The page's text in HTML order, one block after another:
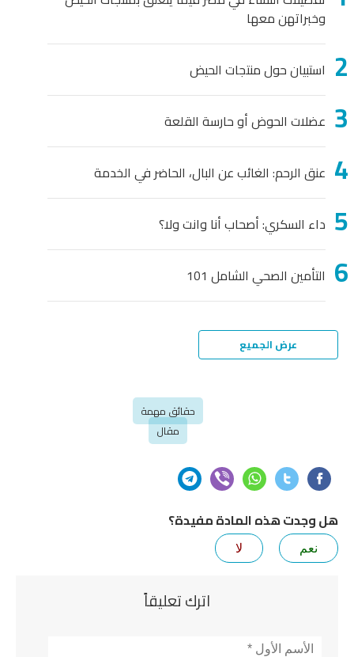
وخبراتهن معها
استبيان حول منتجات الحيض
عضلات الحوض أو حارسة القلعة
عنق الرحم: الغائب عن البال، الحاضر في الخدمة
داء السكري: أصحاب أنا وانت ولا؟
التأمين الصحي الشامل 101
عرض الجميع
حقائق مهمة
مقال
هل وجدت هذه المادة مفيدة؟
نعم لا
اترك تعليقاً
الأسم*